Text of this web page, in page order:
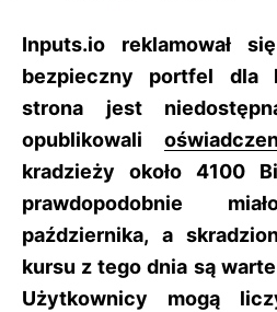
Inputs.io reklamował
bezpieczny portfel dla
strona jest
opublikowali
kradzieży około 4100
prawdopodobnie
października, a
kursu z tego dnia są
Użytkownicy mogą